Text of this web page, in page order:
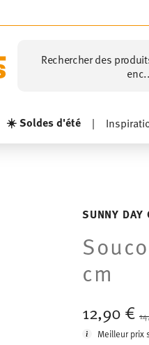
Rechercher des
☀️ Soldes d'été |
SUNNY DAY
cm
12,90 €
Meilleur prix